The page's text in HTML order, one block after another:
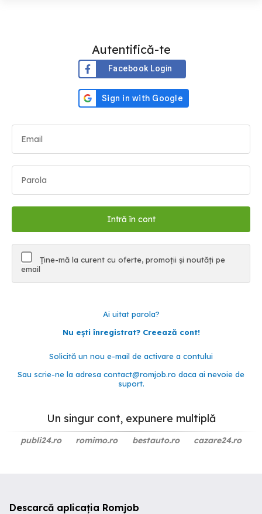
Autentifică-te
Facebook Login
Ține-mă la curent cu oferte, promoții și noutăți pe
email
Ai uitat parola?
Nu ești înregistrat? Creează cont!
Solicită un nou e-mail de activare a contului
Sau scrie-ne la adresa contact@romjob.ro daca ai nevoie de
suport.
Un singur cont, expunere multiplă
publi24.ro romimo.ro bestauto.ro cazare24.ro
Descarcă aplicația Romjob